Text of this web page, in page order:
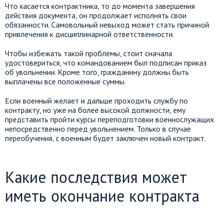
Что касается контрактника, то до момента завершения
действия документа, он продолжает исполнять свои
обязанности. Самовольный невыход может стать причиной
привлечения к дисциплинарной ответственности.
Чтобы избежать такой проблемы, стоит сначала
удостовериться, что командованием был подписан приказ
об увольнении. Кроме того, гражданину должны быть
выплачены все положенные суммы.
Если военный желает и дальше проходить службу по
контракту, но уже на более высокой должности, ему
представить пройти курсы переподготовки военнослужащих
непосредственно перед увольнением. Только в случае
переобучения, с военным будет заключен новый контракт.
Какие последствия может
иметь окончание контракта